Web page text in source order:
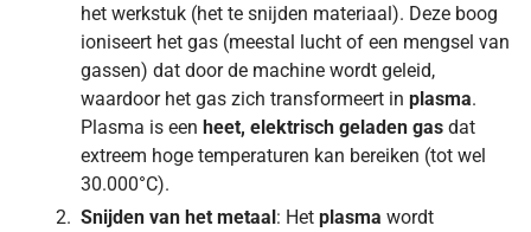
het werkstuk (het te snijden materiaal). Deze boog
ioniseert het gas (meestal lucht of een mengsel van
gassen) dat door de machine wordt geleid,
waardoor het gas zich transformeert in plasma.
Plasma is een heet, elektrisch geladen gas dat
extreem hoge temperaturen kan bereiken (tot wel
30.000°C).
Snijden van het metaal: Het plasma wordt